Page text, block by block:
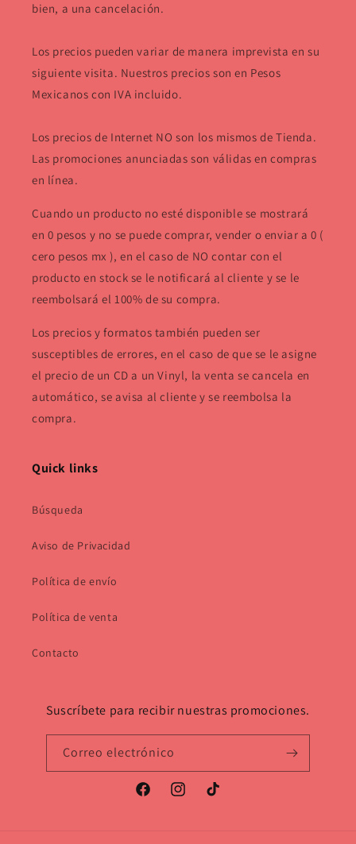
bien, a una cancelación.
Los precios pueden variar de manera imprevista en su
siguiente visita. Nuestros precios son en Pesos
Mexicanos con IVA incluido.
Los precios de Internet NO son los mismos de Tienda.
Las promociones anunciadas son válidas en compras
en línea.
Cuando un producto no esté disponible se mostrará
en 0 pesos y no se puede comprar, vender o enviar a 0 (
cero pesos mx ), en el caso de NO contar con el
producto en stock se le notificará al cliente y se le
reembolsará el 100% de su compra.
Los precios y formatos también pueden ser
susceptibles de errores, en el caso de que se le asigne
el precio de un CD a un Vinyl, la venta se cancela en
automático, se avisa al cliente y se reembolsa la
compra.
Quick links
Búsqueda
Aviso de Privacidad
Política de envío
Política de venta
Contacto
Suscríbete para recibir nuestras promociones.
Correo electrónico
FacebookInstagramTikTok